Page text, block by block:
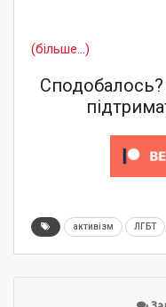
(більше…)
активізм ЛГБТ